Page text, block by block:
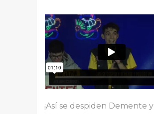
¡Así se despiden Demente y